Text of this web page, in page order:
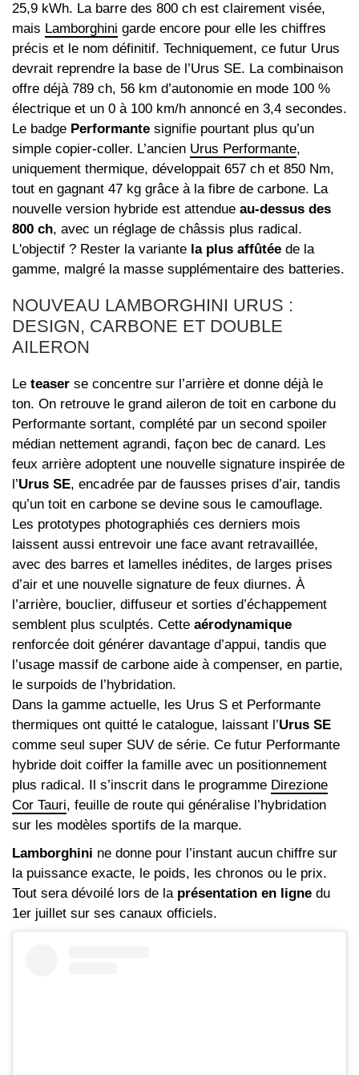
25,9 kWh. La barre des 800 ch est clairement visée,
mais Lamborghini garde encore pour elle les chiffres
précis et le nom définitif. Techniquement, ce futur Urus
devrait reprendre la base de l’Urus SE. La combinaison
offre déjà 789 ch, 56 km d’autonomie en mode 100 %
électrique et un 0 à 100 km/h annoncé en 3,4 secondes.
Le badge Performante signifie pourtant plus qu’un
simple copier-coller. L’ancien Urus Performante,
uniquement thermique, développait 657 ch et 850 Nm,
tout en gagnant 47 kg grâce à la fibre de carbone. La
nouvelle version hybride est attendue au-dessus des
800 ch, avec un réglage de châssis plus radical.
L'objectif ? Rester la variante la plus affûtée de la
gamme, malgré la masse supplémentaire des batteries.
NOUVEAU LAMBORGHINI URUS :
DESIGN, CARBONE ET DOUBLE
AILERON
Le teaser se concentre sur l’arrière et donne déjà le
ton. On retrouve le grand aileron de toit en carbone du
Performante sortant, complété par un second spoiler
médian nettement agrandi, façon bec de canard. Les
feux arrière adoptent une nouvelle signature inspirée de
l’Urus SE, encadrée par de fausses prises d’air, tandis
qu’un toit en carbone se devine sous le camouflage.
Les prototypes photographiés ces derniers mois
laissent aussi entrevoir une face avant retravaillée,
avec des barres et lamelles inédites, de larges prises
d’air et une nouvelle signature de feux diurnes. À
l’arrière, bouclier, diffuseur et sorties d’échappement
semblent plus sculptés. Cette aérodynamique
renforcée doit générer davantage d’appui, tandis que
l’usage massif de carbone aide à compenser, en partie,
le surpoids de l’hybridation.
Dans la gamme actuelle, les Urus S et Performante
thermiques ont quitté le catalogue, laissant l’Urus SE
comme seul super SUV de série. Ce futur Performante
hybride doit coiffer la famille avec un positionnement
plus radical. Il s’inscrit dans le programme Direzione
Cor Tauri, feuille de route qui généralise l’hybridation
sur les modèles sportifs de la marque.
Lamborghini ne donne pour l’instant aucun chiffre sur
la puissance exacte, le poids, les chronos ou le prix.
Tout sera dévoilé lors de la présentation en ligne du
1er juillet sur ses canaux officiels.